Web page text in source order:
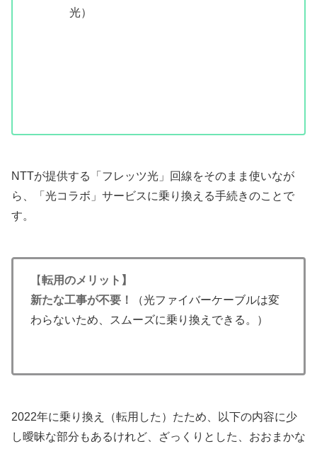
光）
NTTが提供する「フレッツ光」回線をそのまま使いなが
ら、「光コラボ」サービスに乗り換える手続きのことで
す。
【転用のメリット】
新たな工事が不要！
（光ファイバーケーブルは変
わらないため、スムーズに乗り換えできる。）
2022年に乗り換え（転用した）たため、以下の内容に少
し曖昧な部分もあるけれど、ざっくりとした、おおまかな